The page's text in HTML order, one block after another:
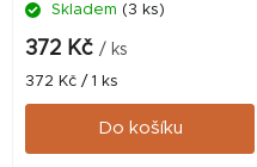
Skladem (3 ks)
372 Kč / ks
Měrná
cena:
372 Kč / 1 ks
Do košíku